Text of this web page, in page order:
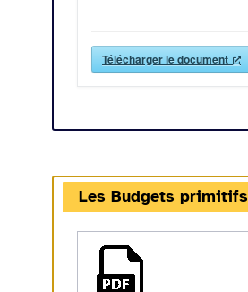
Télécharger le document
Les Budgets primitifs